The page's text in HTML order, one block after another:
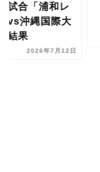
試合「浦和レ
vs沖縄国際大
結果
2026年7月12日